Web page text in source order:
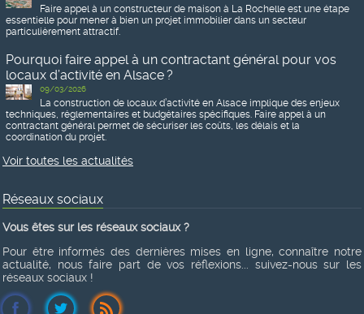
Faire appel à un constructeur de maison à La Rochelle est une étape
essentielle pour mener à bien un projet immobilier dans un secteur
particulièrement attractif.
Pourquoi faire appel à un contractant général pour vos
locaux d’activité en Alsace ?
09/03/2026
La construction de locaux d’activité en Alsace implique des enjeux
techniques, réglementaires et budgétaires spécifiques. Faire appel à un
contractant général permet de sécuriser les coûts, les délais et la
coordination du projet.
Voir toutes les actualités
Réseaux sociaux
Vous êtes sur les réseaux sociaux ?
Pour être informés des dernières mises en ligne, connaître notre
actualité, nous faire part de vos réflexions... suivez-nous sur les
réseaux sociaux !